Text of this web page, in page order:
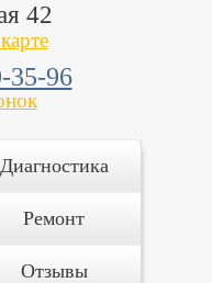
42
35-96
Диагностика
Ремонт
Отзывы